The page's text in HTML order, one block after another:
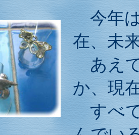
今年
在、未
あえ
か、現
すべ